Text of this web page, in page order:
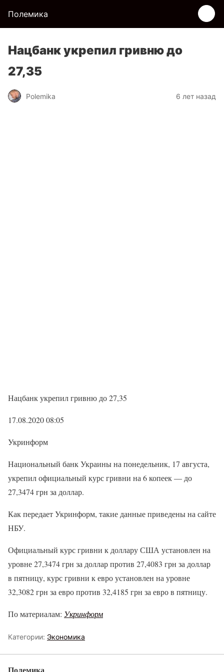
Полемика
Нацбанк укрепил гривню до
27,35
Polemika 6 лет назад
Нацбанк укрепил гривню до 27,35
17.08.2020 08:05
Укринформ
Национальный банк Украины на понедельник, 17 августа,
укрепил официальный курс гривни на 6 копеек — до
27,3474 грн за доллар.
Как передает Укринформ, такие данные приведены на сайте
НБУ.
Официальный курс гривни к доллару США установлен на
уровне 27,3474 грн за доллар против 27,4083 грн за доллар
в пятницу, курс гривни к евро установлен на уровне
32,3082 грн за евро против 32,4185 грн за евро в пятницу.
По материалам: Укринформ
Категории: Экономика